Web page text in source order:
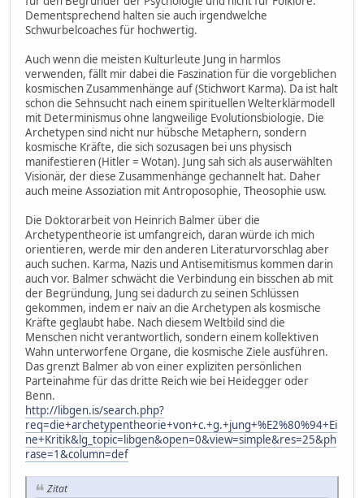
Dementsprechend halten sie auch irgendwelche
Schwurbelcoaches für hochwertig.
Auch wenn die meisten Kulturleute Jung in harmlos
verwenden, fällt mir dabei die Faszination für die vorgeblichen
kosmischen Zusammenhänge auf (Stichwort Karma). Da ist halt
schon die Sehnsucht nach einem spirituellen Welterklärmodell
mit Determinismus ohne langweilige Evolutionsbiologie. Die
Archetypen sind nicht nur hübsche Metaphern, sondern
kosmische Kräfte, die sich sozusagen bei uns physisch
manifestieren (Hitler = Wotan). Jung sah sich als auserwählten
Visionär, der diese Zusammenhänge gechannelt hat. Daher
auch meine Assoziation mit Antroposophie, Theosophie usw.
Die Doktorarbeit von Heinrich Balmer über die
Archetypentheorie ist umfangreich, daran würde ich mich
orientieren, werde mir den anderen Literaturvorschlag aber
auch suchen. Karma, Nazis und Antisemitismus kommen darin
auch vor. Balmer schwächt die Verbindung ein bisschen ab mit
der Begründung, Jung sei dadurch zu seinen Schlüssen
gekommen, indem er naiv an die Archetypen als kosmische
Kräfte geglaubt habe. Nach diesem Weltbild sind die
Menschen nicht verantwortlich, sondern einem kollektiven
Wahn unterworfene Organe, die kosmische Ziele ausführen.
Das grenzt Balmer ab von einer expliziten persönlichen
Parteinahme für das dritte Reich wie bei Heidegger oder
Benn.
http://libgen.is/search.php?
req=die+archetypentheorie+von+c.+g.+jung+%E2%80%94+Ei
ne+Kritik&lg_topic=libgen&open=0&view=simple&res=25&ph
rase=1&column=def
Zitat